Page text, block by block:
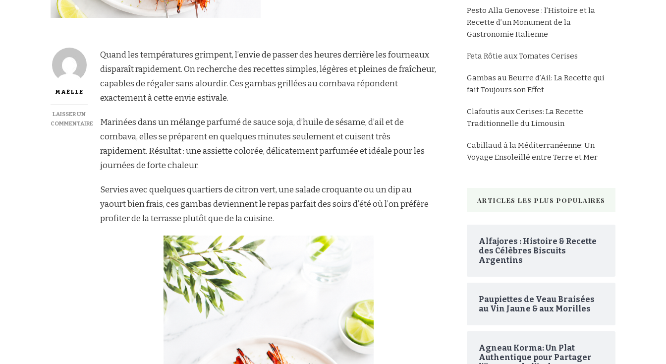
MAËLLE
LAISSER UN
COMMENTAIRE
BROCHETTES
Quand les températures grimpent, l’envie de passer des heures derrière les fourneaux
disparaît rapidement. On recherche des recettes simples, légères et pleines de fraîcheur,
capables de régaler sans alourdir. Ces gambas grillées au combava répondent
exactement à cette envie estivale.
Marinées dans un mélange parfumé de sauce soja, d’huile de sésame, d’ail et de
combava, elles se préparent en quelques minutes seulement et cuisent très
rapidement. Résultat : une assiette colorée, délicatement parfumée et idéale pour les
journées de forte chaleur.
Servies avec quelques quartiers de citron vert, une salade croquante ou un dip au
yaourt bien frais, ces gambas deviennent le repas parfait des soirs d’été où l’on préfère
profiter de la terrasse plutôt que de la cuisine.
Pesto Alla Genovese : l’Histoire et la
Recette d’un Monument de la
Gastronomie Italienne
Feta Rôtie aux Tomates Cerises
Gambas au Beurre d’Ail: La Recette qui
fait Toujours son Effet
Clafoutis aux Cerises: La Recette
Traditionnelle du Limousin
Cabillaud à la Méditerranéenne: Un
Voyage Ensoleillé entre Terre et Mer
ARTICLES LES PLUS POPULAIRES
Alfajores : Histoire & Recette
des Célèbres Biscuits
Argentins
Paupiettes de Veau Braisées
au Vin Jaune & aux Morilles
Agneau Korma: Un Plat
Authentique pour Partager